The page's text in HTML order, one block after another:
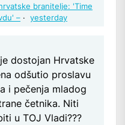
branitelje: 'Time
– · yesterday
dostojan Hrvatske
odšutio proslavu
i pečenja mladog
četnika. Niti
u TOJ Vladi???